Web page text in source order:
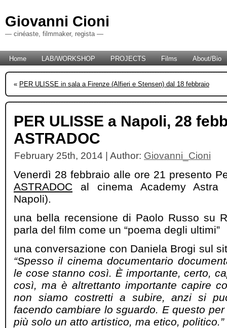
Giovanni Cioni
— cinéaste, filmmaker, regista —
Home LAB/WORKSHOP PROJECTS Films About/Bio
« PER ULISSE in sala a Firenze (Alfieri e Stensen) dal 18 febbraio
PER ULISSE a Napoli, 28
ASTRADOC
February 25th, 2014 | Author: Giovanni_Cioni
Venerdì 28 febbraio alle ore 21 presento
ASTRADOC
al cinema Academy Astra
Napoli).
una bella recensione di Paolo Russo su
parla del film come un “poema degli ultimi”
una conversazione con Daniela Brogi sul
“Spesso il cinema documentario
le cose stanno così. È importante, certo,
così, ma è altrettanto importante capire
non siamo costretti a subire, anzi si
facendo cambiare lo sguardo. E questo
più solo un atto artistico, ma etico, politico.”